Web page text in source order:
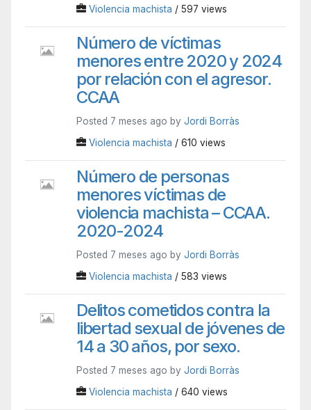
Violencia machista / 597 views
Número de víctimas
menores entre 2020 y 2024
por relación con el agresor.
CCAA
Posted 7 meses ago by Jordi Borràs
Violencia machista / 610 views
Número de personas
menores víctimas de
violencia machista – CCAA.
2020-2024
Posted 7 meses ago by Jordi Borràs
Violencia machista / 583 views
Delitos cometidos contra la
libertad sexual de jóvenes de
14 a 30 años, por sexo.
Posted 7 meses ago by Jordi Borràs
Violencia machista / 640 views